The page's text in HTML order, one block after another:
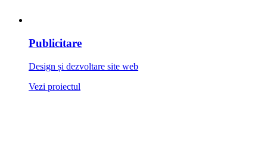
Publicitare
Design și dezvoltare site web
Vezi proiectul